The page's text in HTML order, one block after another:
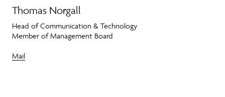
Thomas Norgall
Head of Communication & Technology
Member of Management Board
Mail